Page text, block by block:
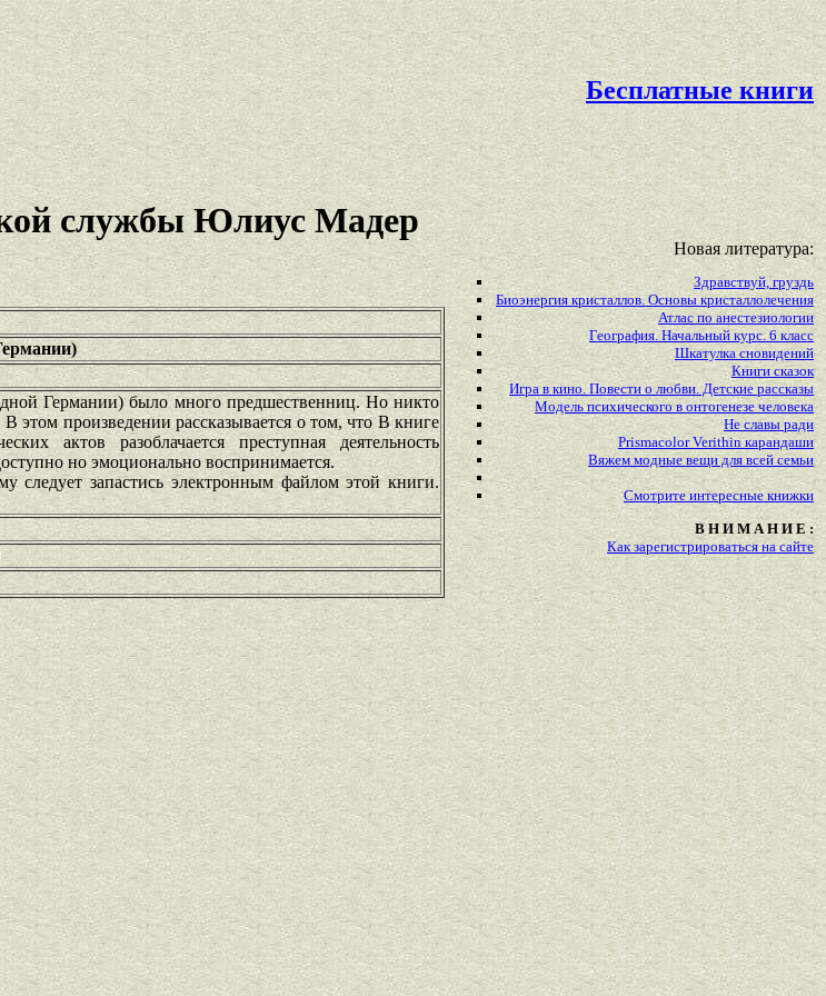
Бесплатные книги
службы Юлиус Мадер
Германии) было много предшественниц. Но никто
этом произведении рассказывается о том, что В книге
актов разоблачается преступная деятельность
но эмоционально воспринимается.
следует запастись электронным файлом этой книги.
Новая литература:
Здравствуй, груздь
Биоэнергия кристаллов. Основы кристаллолечения
Атлас по анестезиологии
География. Начальный курс. 6 класс
Шкатулка сновидений
Книги сказок
Игра в кино. Повести о любви. Детские рассказы
Модель психического в онтогенезе человека
Не славы ради
Prismacolor Verithin карандаши
Вяжем модные вещи для всей семьи
Смотрите интересныекнижки
В Н И М А Н И Е :
Как зарегистрироваться на сайте